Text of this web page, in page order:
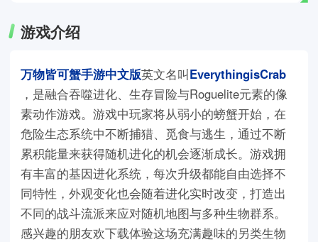
游戏介绍
万物皆可蟹手游中文版英文名叫EverythingisCrab
，是融合吞噬进化、生存冒险与Roguelite元素的像
素动作游戏。游戏中玩家将从弱小的螃蟹开始，在
危险生态系统中不断捕猎、觅食与逃生，通过不断
累积能量来获得随机进化的机会逐渐成长。游戏拥
有丰富的基因进化系统，每次升级都能自由选择不
同特性，外观变化也会随着进化实时改变，打造出
不同的战斗流派来应对随机地图与多种生物群系。
感兴趣的朋友欢下载体验这场充满趣味的另类生物